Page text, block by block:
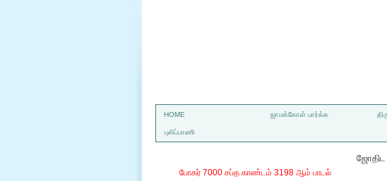
HOME ஜாமக்கோள் பார்க்க
புலிப்பாணி
ஜோதிட
போகர் 7000 சப்த காண்டம் 3198 ஆம் பாடல்